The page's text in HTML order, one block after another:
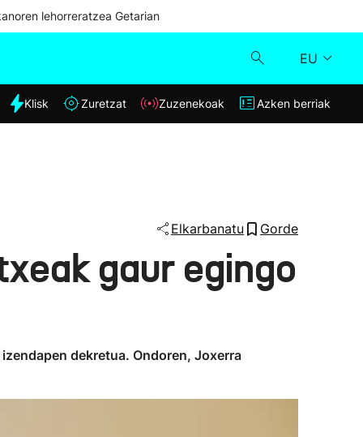
lehorreratzea Getarian
EU
Klisk
Azken berriak
Klisk Zuretzat Zuzenekoak Azken berriak
Elkarbanatu Gorde
gaur egingo
dekretua. Ondoren, Joxerra